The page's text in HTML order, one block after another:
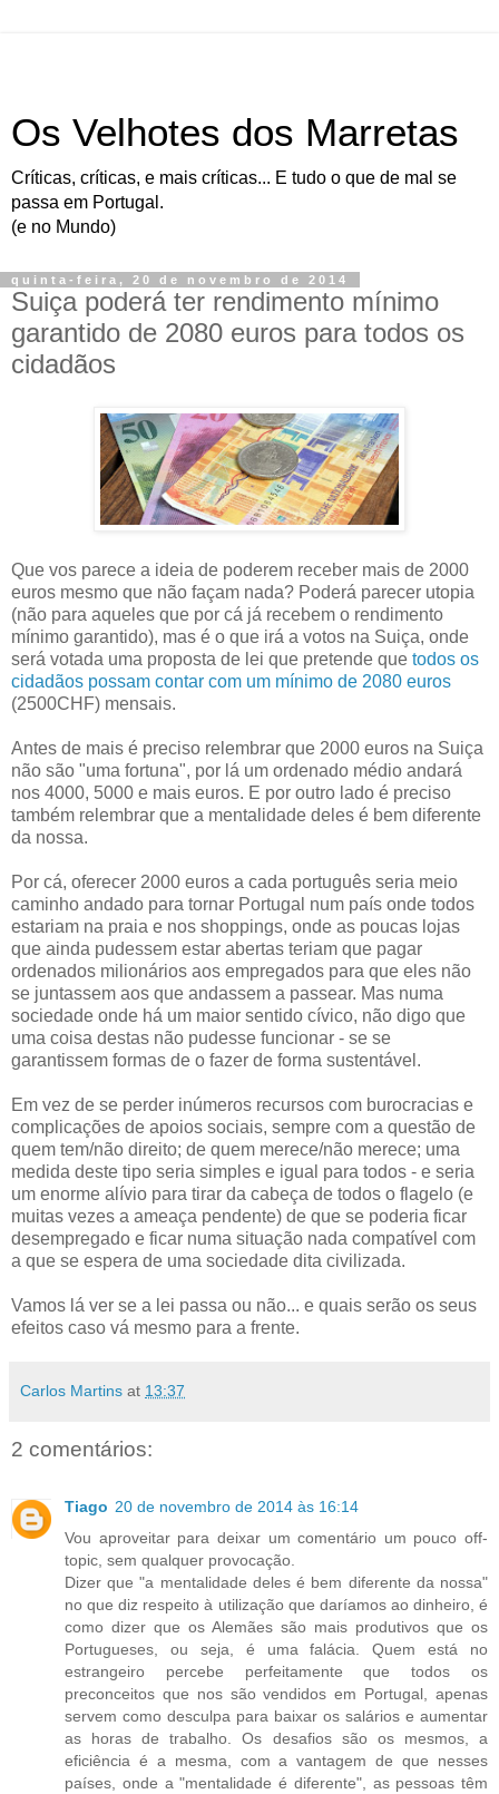
Os Velhotes dos Marretas
Críticas, críticas, e mais críticas... E tudo o que de mal se
passa em Portugal.
(e no Mundo)
quinta-feira, 20 de novembro de 2014
Suiça poderá ter rendimento mínimo
garantido de 2080 euros para todos os
cidadãos
Que vos parece a ideia de poderem receber mais de 2000
euros mesmo que não façam nada? Poderá parecer utopia
(não para aqueles que por cá já recebem o rendimento
mínimo garantido), mas é o que irá a votos na Suiça, onde
será votada uma proposta de lei que pretende que todos os
cidadãos possam contar com um mínimo de 2080 euros
(2500CHF) mensais.
Antes de mais é preciso relembrar que 2000 euros na Suiça
não são "uma fortuna", por lá um ordenado médio andará
nos 4000, 5000 e mais euros. E por outro lado é preciso
também relembrar que a mentalidade deles é bem diferente
da nossa.
Por cá, oferecer 2000 euros a cada português seria meio
caminho andado para tornar Portugal num país onde todos
estariam na praia e nos shoppings, onde as poucas lojas
que ainda pudessem estar abertas teriam que pagar
ordenados milionários aos empregados para que eles não
se juntassem aos que andassem a passear. Mas numa
sociedade onde há um maior sentido cívico, não digo que
uma coisa destas não pudesse funcionar - se se
garantissem formas de o fazer de forma sustentável.
Em vez de se perder inúmeros recursos com burocracias e
complicações de apoios sociais, sempre com a questão de
quem tem/não direito; de quem merece/não merece; uma
medida deste tipo seria simples e igual para todos - e seria
um enorme alívio para tirar da cabeça de todos o flagelo (e
muitas vezes a ameaça pendente) de que se poderia ficar
desempregado e ficar numa situação nada compatível com
a que se espera de uma sociedade dita civilizada.
Vamos lá ver se a lei passa ou não... e quais serão os seus
efeitos caso vá mesmo para a frente.
Carlos Martins at 13:37
2 comentários:
Tiago 20 de novembro de 2014 às 16:14
Vou aproveitar para deixar um comentário um pouco off-
topic, sem qualquer provocação.
Dizer que "a mentalidade deles é bem diferente da nossa"
no que diz respeito à utilização que daríamos ao dinheiro, é
como dizer que os Alemães são mais produtivos que os
Portugueses, ou seja, é uma falácia. Quem está no
estrangeiro percebe perfeitamente que todos os
preconceitos que nos são vendidos em Portugal, apenas
servem como desculpa para baixar os salários e aumentar
as horas de trabalho. Os desafios são os mesmos, a
eficiência é a mesma, com a vantagem de que nesses
países, onde a "mentalidade é diferente", as pessoas têm